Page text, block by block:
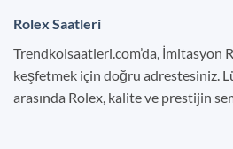
Rolex Saatleri
Trendkolsaatleri.com’da, İmitasyon
keşfetmek için doğru adrestesiniz.
arasında Rolex, kalite ve prestijin